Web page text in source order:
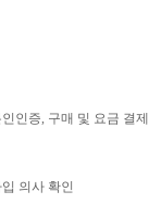
인인증 구매 및 요금 결제
입 의사 확인